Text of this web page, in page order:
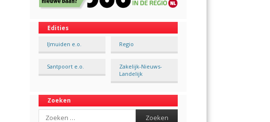
Edities
IJmuiden e.o. Regio
Santpoort e.o.
Zakelijk-Nieuws-
Landelijk
Zoeken
Search